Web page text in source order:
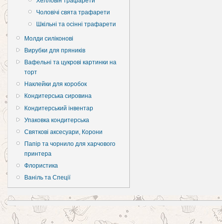
Чоловічі свята трафарети
Шкільні та осінні трафарети
Молди силіконові
Вирубки для пряників
Вафельні та цукрові картинки на
торт
Наклейки для коробок
Кондитерська сировина
Кондитерський інвентар
Упаковка кондитерська
Святкові аксесуари, Корони
Папір та чорнило для харчового
принтера
Флористика
Ваніль та Спеції